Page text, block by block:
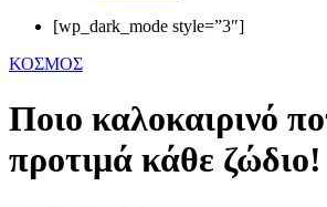
[wp_dark_mode style=”3″]
ΚΟΣΜΟΣ
Ποιο καλοκαιρινό
προτιμά κάθε ζώδιο!